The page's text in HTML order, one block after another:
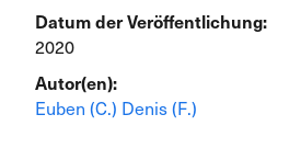
Datum der Veröffentlichung:
2020
Autor(en):
Euben (C.) Denis (F.)